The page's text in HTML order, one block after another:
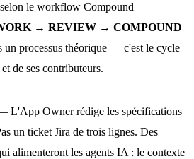
le workflow Compound
→ REVIEW → COMPOUND
un processus théorique — c'est le cycle
de ses contributeurs.
L'App Owner rédige les spécifications
un ticket Jira de trois lignes. Des
alimenteront les agents IA : le contexte